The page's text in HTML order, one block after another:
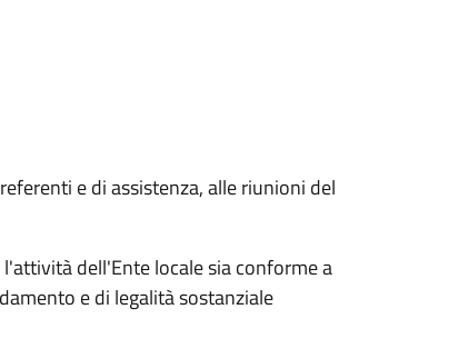
e di assistenza, alle riunioni del
dell'Ente locale sia conforme a
e di legalità sostanziale